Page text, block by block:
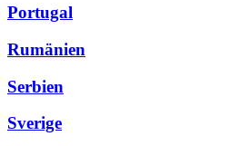
Portugal
Rumänien
Serbien
Sverige